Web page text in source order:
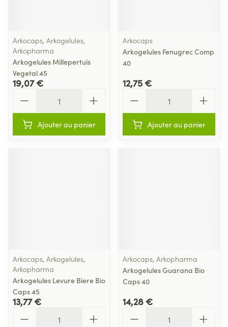
Arkocaps, Arkogelules,
Arkopharma
Arkogelules Millepertuis
Vegetal 45
19,07 €
Ajouter au panier
Arkocaps
Arkogelules Fenugrec Comp
40
12,75 €
Ajouter au panier
Arkocaps, Arkogelules,
Arkopharma
Arkogelules Levure Biere Bio
Caps 45
13,77 €
Arkocaps, Arkopharma
Arkogelules Guarana Bio
Caps 40
14,28 €